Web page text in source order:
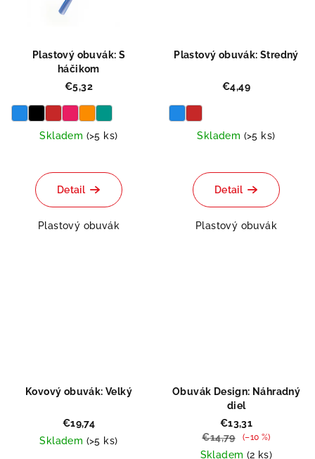
Plastový obuvák: S
háčikom
€5,32
Skladem (>5 ks)
Detail
Plastový obuvák
Plastový obuvák: Stredný
€4,49
Skladem (>5 ks)
Detail
Plastový obuvák
Kovový obuvák: Velký
€19,74
Skladem (>5 ks)
Obuvák Design: Náhradný
diel
€13,31
€14,79
(–10 %)
Skladem (2 ks)